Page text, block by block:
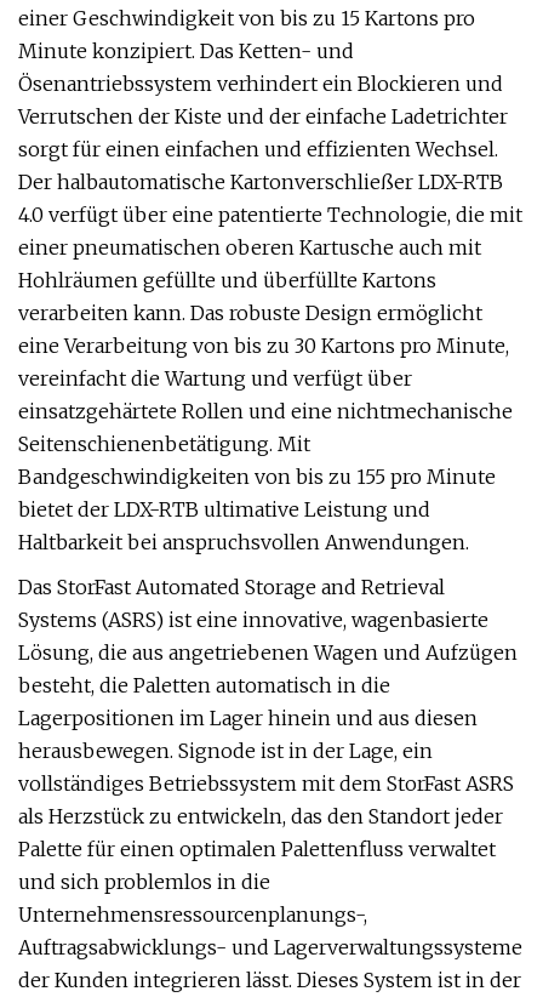
einer Geschwindigkeit von bis zu 15 Kartons pro
Minute konzipiert. Das Ketten- und
Ösenantriebssystem verhindert ein Blockieren und
Verrutschen der Kiste und der einfache Ladetrichter
sorgt für einen einfachen und effizienten Wechsel.
Der halbautomatische Kartonverschließer LDX-RTB
4.0 verfügt über eine patentierte Technologie, die mit
einer pneumatischen oberen Kartusche auch mit
Hohlräumen gefüllte und überfüllte Kartons
verarbeiten kann. Das robuste Design ermöglicht
eine Verarbeitung von bis zu 30 Kartons pro Minute,
vereinfacht die Wartung und verfügt über
einsatzgehärtete Rollen und eine nichtmechanische
Seitenschienenbetätigung. Mit
Bandgeschwindigkeiten von bis zu 155 pro Minute
bietet der LDX-RTB ultimative Leistung und
Haltbarkeit bei anspruchsvollen Anwendungen.
Das StorFast Automated Storage and Retrieval
Systems (ASRS) ist eine innovative, wagenbasierte
Lösung, die aus angetriebenen Wagen und Aufzügen
besteht, die Paletten automatisch in die
Lagerpositionen im Lager hinein und aus diesen
herausbewegen. Signode ist in der Lage, ein
vollständiges Betriebssystem mit dem StorFast ASRS
als Herzstück zu entwickeln, das den Standort jeder
Palette für einen optimalen Palettenfluss verwaltet
und sich problemlos in die
Unternehmensressourcenplanungs-,
Auftragsabwicklungs- und Lagerverwaltungssysteme
der Kunden integrieren lässt. Dieses System ist in der